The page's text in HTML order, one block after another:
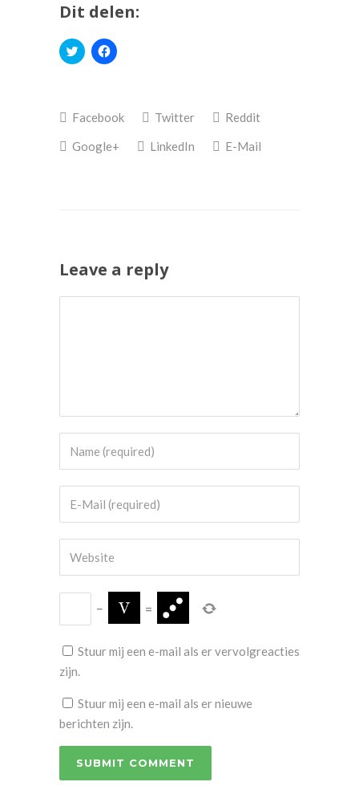
Dit delen:
Klik
om
(Wordt
in
nieuw
venster
Klik
om
(Wordt
in
nieuw
venster
Facebook Twitter
Reddit
Google+
LinkedIn E-Mail
Leave a reply
− =
Stuur mij een e-mail als er vervolgreacties
zijn.
Stuur mij een e-mail als er nieuwe
berichten zijn.